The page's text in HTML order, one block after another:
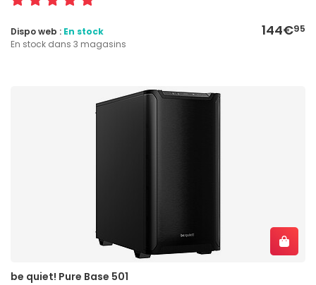
144€95
Dispo web : En stock
En stock dans 3 magasins
be quiet! Pure Base 501